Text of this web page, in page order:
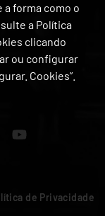
a forma como o
a Política
clicando
ou configurar
Cookies”.
de Privacidade